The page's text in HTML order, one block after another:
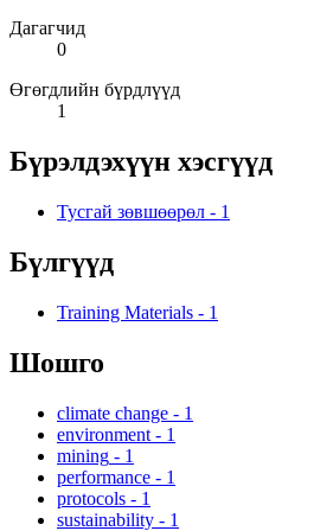
Дагагчид
0
Өгөгдлийн бүрдлүүд
1
Бүрэлдэхүүн хэсгүүд
Тусгай зөвшөөрөл - 1
Бүлгүүд
Training Materials - 1
Шошго
climate change - 1
environment - 1
mining - 1
performance - 1
protocols - 1
sustainability - 1